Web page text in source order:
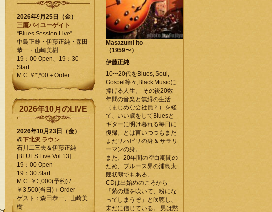
2026年9月25日（金）
三鷹バイユーゲイト
“Blues Session Live”
中島正雄・伊藤正純・森田
恭一・山崎美樹
19：00 Open、19：30
Start
M.C.￥*,*00＋Order
2026年10月のLIVE
2026年10月23日（金）
@下北沢 ラウン
石川二三夫＆伊藤正純
[BLUES Live Vol.13]
19：00 Open
19：30 Start
M.C. ￥3,000(予約) /
￥3,500(当日)＋Order
ゲスト：森田恭一、山崎美
樹
Masazumi Ito
（1959〜）
伊藤正純
10〜20代をBlues, Soul,
Gospel等々,Black Musicに
捧げる人生。 その後20数
年間の音楽と無縁の生活
（まじめな会社員？）を経
て、いい歳をしてBluesと
ギターに明け暮れる毎日に
復帰。とは言いつつもまだ
まだリハビリの身 & サラリ
ーマンの身。
また、20年間の空白期間の
ため、ブルース界の浦島太
郎状態でもある。
CDは出始めのころから
「紫の煙を吹いて、粉にな
ってしまうぞ」と吹聴し、
未だに信じている。 男は黙